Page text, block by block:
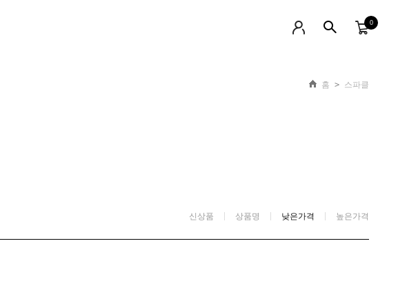
0
홈 > 스파클
신상품 상품명 낮은가격 높은가격